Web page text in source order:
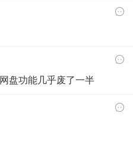
盘功能几乎废了一半